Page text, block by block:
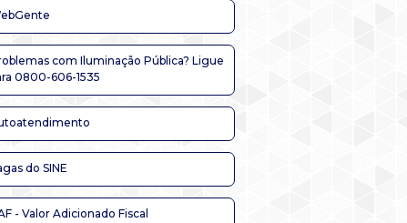
com Iluminação Pública? Ligue
0800-606-1535
do SINE
- Valor Adicionado Fiscal